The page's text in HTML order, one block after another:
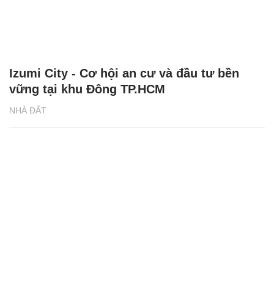
NHÀ ĐẤT
Izumi City - Cơ hội an cư và đầu tư bền
vững tại khu Đông TP.HCM